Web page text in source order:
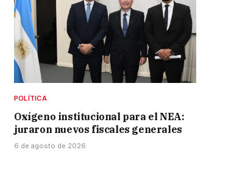
POLÍTICA
Oxígeno institucional para el NEA:
juraron nuevos fiscales generales
6 de agosto de 2026